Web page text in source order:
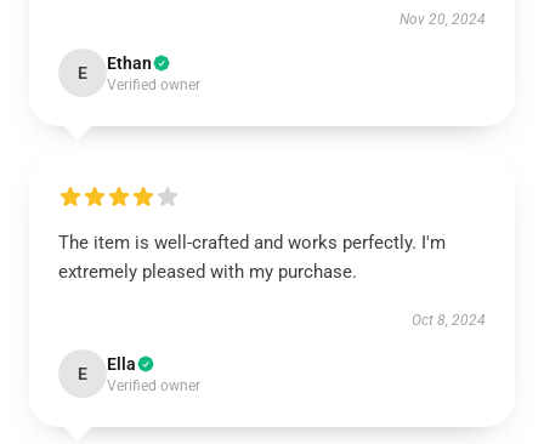
Nov 20, 2024
E Ethan
Verified owner
The item is well-crafted and works perfectly. I'm
extremely pleased with my purchase.
Oct 8, 2024
E Ella
Verified owner